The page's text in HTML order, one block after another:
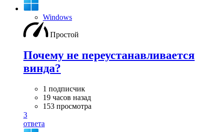
Windows
Простой
Почему не переустанавливается
винда?
1 подписчик
19 часов назад
153 просмотра
3
ответа